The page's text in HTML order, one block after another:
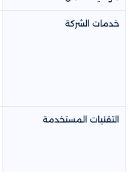
خدمات الشركة
التقنيات المستخدمة